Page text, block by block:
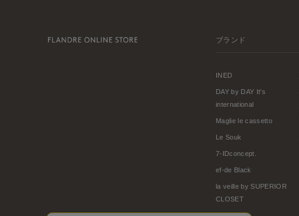
ブランド
INED
DAY by DAY It's
international
Maglie le cassetto
Le Souk
7-IDconcept.
ef-de Black
la veille by SUPERIOR
CLOSET